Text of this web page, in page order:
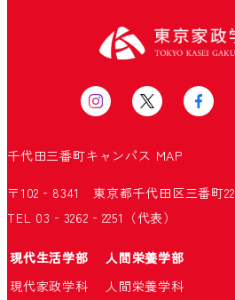
千代田三番町キャンパス MAP
〒102‐8341 東京都千代田区三番町22
TEL 03‐3262‐2251（代表）
現代生活学部
人間栄養学部
現代家政学科
人間栄養学科